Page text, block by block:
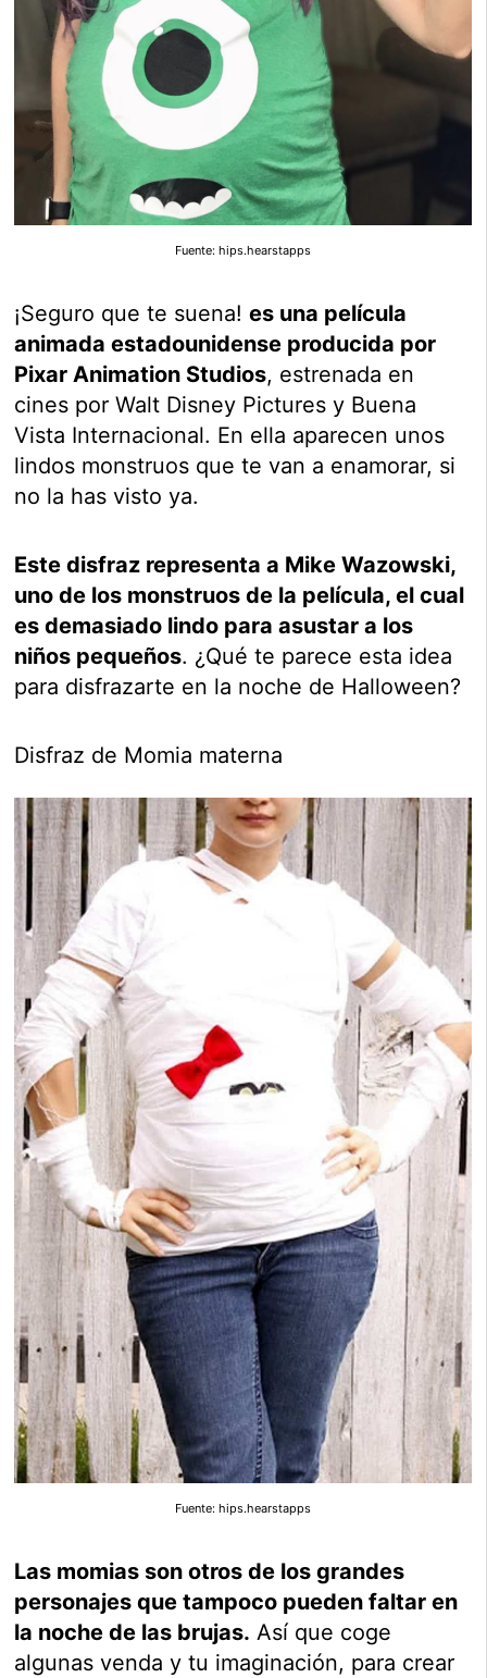
Fuente: hips.hearstapps
¡Seguro que te suena!es una película
animada estadounidense producida por
Pixar Animation Studios, estrenada en
cines por Walt Disney Pictures y Buena
Vista Internacional. En ella aparecen unos
lindos monstruos que te van a enamorar, si
no la has visto ya.
Este disfraz representa a Mike Wazowski,
uno de los monstruos de la película, el cual
es demasiado lindo para asustar a los
niños pequeños. ¿Qué te parece esta idea
para disfrazarte en la noche de Halloween?
Disfraz de Momia materna
Fuente: hips.hearstapps
Las momias son otros de los grandes
personajes que tampoco pueden faltar en
la noche de las brujas. Así que coge
algunas venda y tu imaginación, para crear